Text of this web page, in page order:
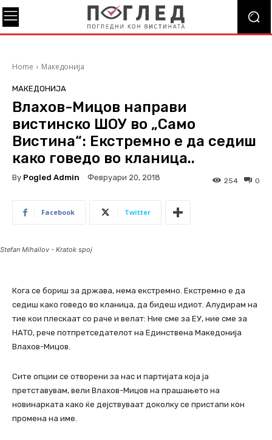
Home Македонија
МАКЕДОНИЈА
Влахов-Мицов направи
вистинско ШОУ во „Само
Вистина“: Екстремно е да седиш
како говедо во кланица..
By Pogled Admin Февруари 20, 2018 0
254
Facebook Twitter
Stefan Mihailov - Kratok spoj
Кога се бориш за држава, нема екстремно. Екстремно е да
седиш како говедо во кланица, да бидеш идиот. Алудирам на
тие кои плескаат со раче и велат: Ние сме за ЕУ, ние сме за
НАТО, рече потпретседателот на Единствена Македонија
Влахов-Мицов.
Сите опции се отворени за нас и партијата која ја
претставувам, вели Влахов-Мицов на прашањето на
новинарката како ќе дејствуваат доколку се пристапи кон
промена на име.